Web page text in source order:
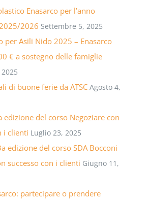
Enasarco per l’anno
2026 Settembre 5, 2025
per Asili Nido 2025 – Enasarco
€ a sostegno delle famiglie
di buone ferie da ATSC Agosto 4,
edizione del corso Negoziare con
i clienti Luglio 23, 2025
edizione del corso SDA Bocconi
successo con i clienti Giugno 11,
partecipare o prendere